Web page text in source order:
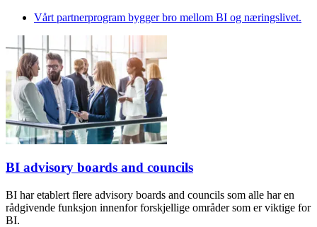
Vårt partnerprogram bygger bro mellom BI og næringslivet.
BI advisory boards and councils
BI har etablert flere advisory boards and councils som alle har en
rådgivende funksjon innenfor forskjellige områder som er viktige for
BI.